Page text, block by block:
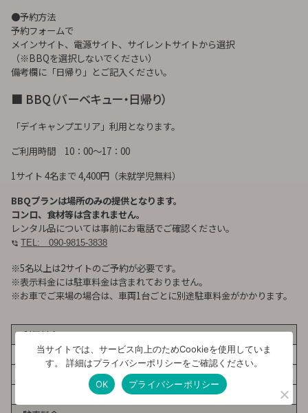
●予約方法
予約フォームで
メインサイト、電源サイト、サイレントサイトから選択
（※BBQを選択しないでください）
備考欄に「日帰り」とご記入ください。
■ BBQ（バーベキュー・日帰り）
「デイキャンプエリア」利用となります。
ご利用時間 10：00～17：00
1サイト 4名まで 4,400円（未就学児無料）
BBQプランは場所のみの提供となります。
コンロ、食材等は含まれません。
レンタル品については事前にお電話でご確認ください。
TEL: 090-9815-3838
※5名以上は2サイトのご予約が必要です。
※表示料金には駐車料金は含まれておりません。
※お車でご来場の場合は、車両1台ごとに別途駐車料金がかかります。
利用料金
1サイト 4名まで（未就学児無料）
当サイトでは、サービス向上のためCookieを使用していま
す。 詳細はプライバシーポリシーをご確認ください。
OK
プライバシーポリシー